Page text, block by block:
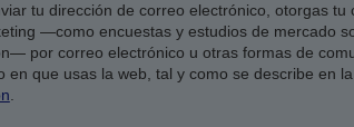
tu dirección de correo electrónico, otorgas
—como encuestas y estudios de mercado
por correo electrónico u otras formas de
en que usas la web, tal y como se describe en la
.